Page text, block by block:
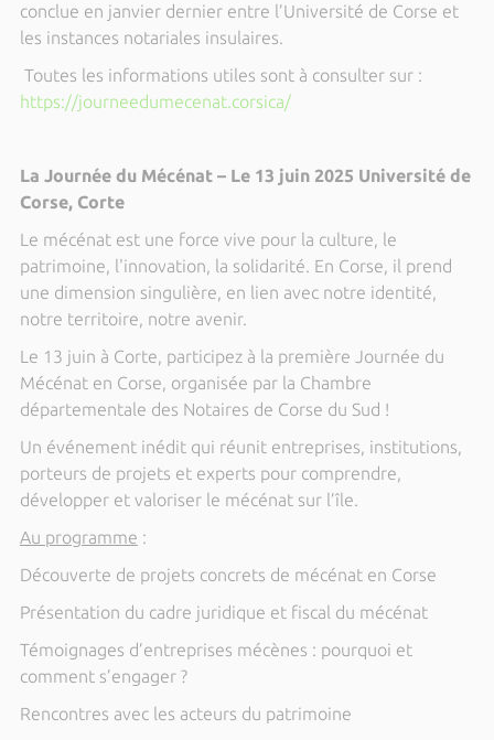
conclue en janvier dernier entre l’Université de Corse et
les instances notariales insulaires.
Toutes les informations utiles sont à consulter sur :
https://journeedumecenat.corsica/
La Journée du Mécénat – Le 13 juin 2025 Université de
Corse, Corte
Le mécénat est une force vive pour la culture, le
patrimoine, l'innovation, la solidarité. En Corse, il prend
une dimension singulière, en lien avec notre identité,
notre territoire, notre avenir.
Le 13 juin à Corte, participez à la première Journée du
Mécénat en Corse, organisée par la Chambre
départementale des Notaires de Corse du Sud !
Un événement inédit qui réunit entreprises, institutions,
porteurs de projets et experts pour comprendre,
développer et valoriser le mécénat sur l’île.
Au programme :
Découverte de projets concrets de mécénat en Corse
Présentation du cadre juridique et fiscal du mécénat
Témoignages d’entreprises mécènes : pourquoi et
comment s’engager ?
Rencontres avec les acteurs du patrimoine